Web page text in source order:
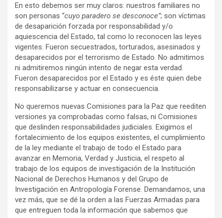
En esto debemos ser muy claros: nuestros familiares no
son personas “cuyo paradero se desconoce”; son víctimas
de desaparición forzada por responsabilidad y/o
aquiescencia del Estado, tal como lo reconocen las leyes
vigentes. Fueron secuestrados, torturados, asesinados y
desaparecidos por el terrorismo de Estado. No admitimos
ni admitiremos ningún intento de negar esta verdad.
Fueron desaparecidos por el Estado y es éste quien debe
responsabilizarse y actuar en consecuencia.
No queremos nuevas Comisiones para la Paz que reediten
versiones ya comprobadas como falsas, ni Comisiones
que deslinden responsabilidades judiciales. Exigimos el
fortalecimiento de los equipos existentes, el cumplimiento
de la ley mediante el trabajo de todo el Estado para
avanzar en Memoria, Verdad y Justicia, el respeto al
trabajo de los equipos de investigación de la Institución
Nacional de Derechos Humanos y del Grupo de
Investigación en Antropología Forense. Demandamos, una
vez más, que se dé la orden a las Fuerzas Armadas para
que entreguen toda la información que sabemos que